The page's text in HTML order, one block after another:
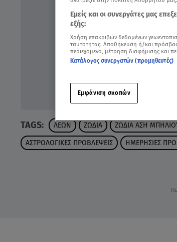
TAGS: ΛΕΩΝ ΖΩΔΙΑ ΖΩΔΙΑ ΑΣΗ
ΑΣΤΡΟΛΟΓΙΚΕΣ ΠΡΟΒΛΕΨΕΙΣ ΗΜΕΡΗΣΙΕΣ
Εμείς και οι συνεργάτες μας
εξής:
Χρήση επακριβών δεδομένων
ταυτότητας. Αποθήκευση ή/και
περιεχόμενο, μέτρηση διαφήμισης και
Κατάλογος συνεργατών (προμηθευτές)
Εμφάνιση σκοπών